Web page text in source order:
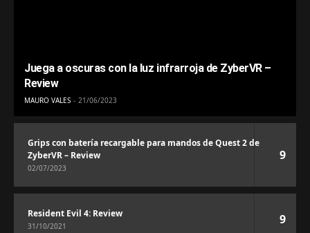
Juega a oscuras con la luz infrarroja de ZyberVR –
Review
MAURO VALES 21/06/2023
Grips con batería recargable para mandos de Quest 2 de
ZyberVR – Review
02/07/2023
9
Resident Evil 4: Review
31/10/2021 9